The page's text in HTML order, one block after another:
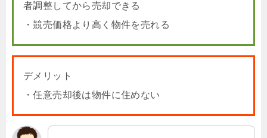
者調整してから売却できる
・競売価格より高く物件を売れる
デメリット
・任意売却後は物件に住めない